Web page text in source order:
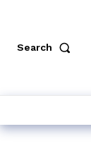
Search